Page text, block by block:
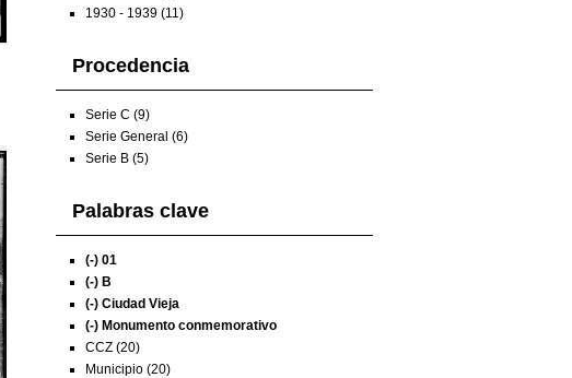
1930 - 1939 (11)
Procedencia
Serie C (9)
Serie General (6)
Serie B (5)
Palabras clave
(-) 01
(-) B
(-) Ciudad Vieja
(-) Monumento conmemorativo
CCZ (20)
Municipio (20)